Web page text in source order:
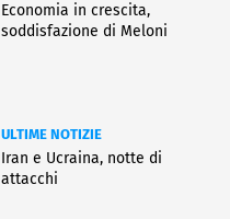
Economia in crescita,
soddisfazione di Meloni
ULTIME NOTIZIE
Iran e Ucraina, notte di
attacchi